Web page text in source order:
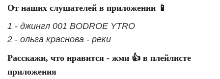
От наших слушателей в приложении 📱
1 - джингл 001 BODROE YTRO
2 - ольга краснова - реки
Расскажи, что нравится - жми 👍 в плейлисте
приложения